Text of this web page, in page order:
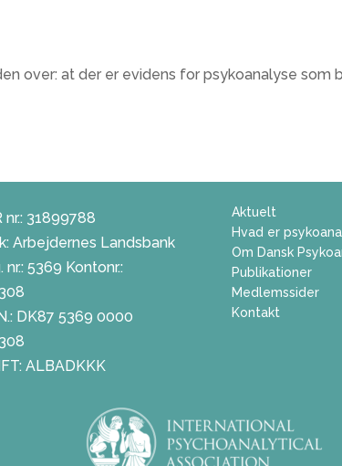
over: at der er evidens for psykoanalyse
nr.: 31899788
Arbejdernes Landsbank
nr.: 5369 Kontonr.:
DK87 5369 0000
ALBADKKK
Aktuelt
Hvad er
Om Dansk
Publikationer
Medlemssider
Kontakt